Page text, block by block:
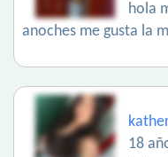
hola
anoches me gusta la
18